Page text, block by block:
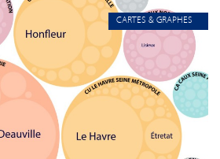
CARTES & GRAPHES